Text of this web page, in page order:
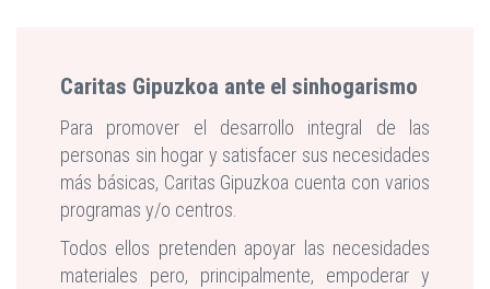
Caritas Gipuzkoa ante el sinhogarismo
Para promover el desarrollo integral de las
personas sin hogar y satisfacer sus necesidades
más básicas, Caritas Gipuzkoa cuenta con varios
programas y/o centros.
Todos ellos pretenden apoyar las necesidades
materiales pero, principalmente, empoderar y